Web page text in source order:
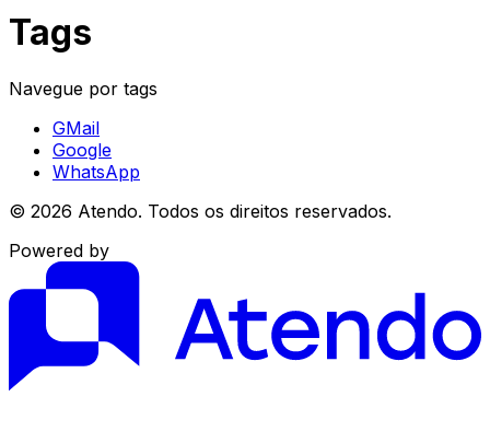
Tags
Navegue por tags
GMail
Google
WhatsApp
© 2026 Atendo. Todos os direitos reservados.
Powered by